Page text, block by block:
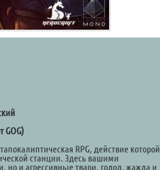
GOG)
RPG, действие которой
станции. Здесь вашими
но и агрессивные твари, голод, жажда и